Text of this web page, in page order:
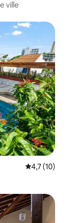
ville
Évaluation
4,7 (10)